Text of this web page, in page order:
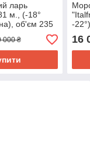
ларь
м., (-18°
об'єм 235
000 ₴
-
л.,
16